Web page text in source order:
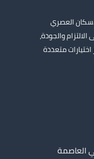
العصري
والجودة،
متعددة
العاصمة